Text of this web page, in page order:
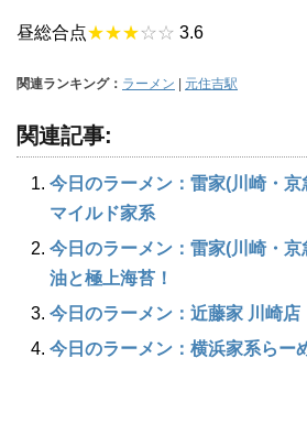
昼総合点★★★☆☆ 3.6
関連ランキング： ラーメン | 元住吉駅
関連記事:
今日のラーメン：雷家(川崎・京
マイルド家系
今日のラーメン：雷家(川崎・
油と極上海苔！
今日のラーメン：近藤家 川崎店
今日のラーメン：横浜家系らー